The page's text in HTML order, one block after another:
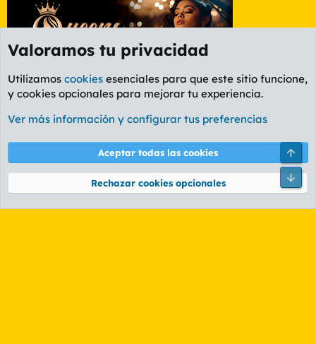
Etiquetas
Cookies
PL OLDSTYLE AMARILLO
Términos y reglas Política de privacidad Ayuda
Community platform by XenForo® © 2010-2026 XenForo Ltd.
Valoramos tu privacidad
Utilizamos cookies esenciales para que este sitio funcione,
y cookies opcionales para mejorar tu experiencia.
Ver más información y configurar tus preferencias
Aceptar todas las cookies
Rechazar cookies opcionales
Pie